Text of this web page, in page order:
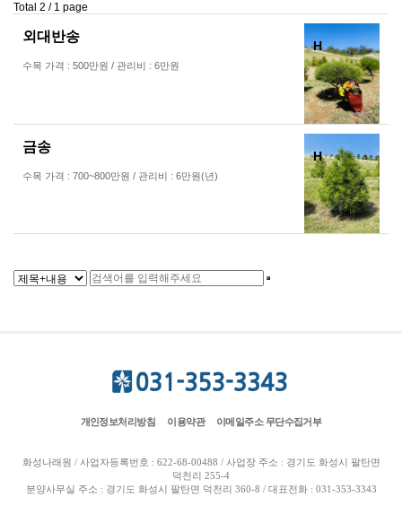
Total 2 /1 page
H
외대반송
수목 가격 : 500만원 / 관리비 : 6만원
H
금송
수목 가격 : 700~800만원 / 관리비 : 6만원(년)
개인정보처리방침 이용약관 이메일주소 무단수집거부
화성나래원 / 사업자등록번호 : 622-68-00488 / 사업장 주소 : 경기도 화성시 팔탄면
덕천리 255-4
분양사무실 주소 : 경기도 화성시 팔탄면 덕천리 360-8 / 대표전화 : 031-353-3343